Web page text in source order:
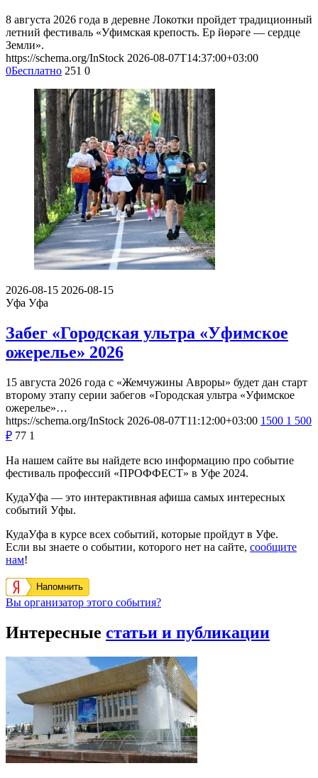
8 августа 2026 года в деревне Локотки пройдет традиционный
летний фестиваль «Уфимская крепость. Ер йөрәге — сердце
Земли».
https://schema.org/InStock 2026-08-07T14:37:00+03:00
0Бесплатно 251 0
2026-08-15 2026-08-15
Уфа Уфа
Забег «Городская ультра «Уфимское
ожерелье» 2026
15 августа 2026 года с «Жемчужины Авроры» будет дан старт
второму этапу серии забегов «Городская ультра «Уфимское
ожерелье»…
https://schema.org/InStock 2026-08-07T11:12:00+03:00 1500 1 500
₽ 77 1
На нашем сайте вы найдете всю информацию про событие
фестиваль профессий «ПРОФФЕСТ» в Уфе 2024.
КудаУфа — это интерактивная афиша самых интересных
событий Уфы.
КудаУфа в курсе всех событий, которые пройдут в Уфе.
Если вы знаете о событии, которого нет на сайте, сообщите
нам!
Напомнить
Вы организатор этого события?
Интересные статьи и публикации